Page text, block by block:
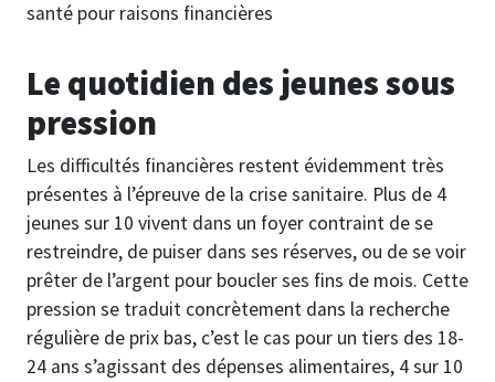
santé pour raisons financières
Le quotidien des jeunes sous
pression
Les difficultés financières restent évidemment très
présentes à l’épreuve de la crise sanitaire. Plus de 4
jeunes sur 10 vivent dans un foyer contraint de se
restreindre, de puiser dans ses réserves, ou de se voir
prêter de l’argent pour boucler ses fins de mois. Cette
pression se traduit concrètement dans la recherche
régulière de prix bas, c’est le cas pour un tiers des 18-
24 ans s’agissant des dépenses alimentaires, 4 sur 10